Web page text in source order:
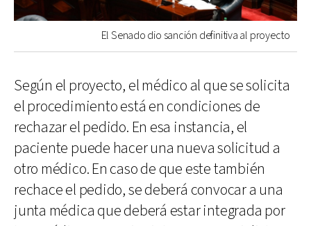
El Senado dio sanción definitiva al proyecto
Según el proyecto, el médico al que se solicita
el procedimiento está en condiciones de
rechazar el pedido. En esa instancia, el
paciente puede hacer una nueva solicitud a
otro médico. En caso de que este también
rechace el pedido, se deberá convocar a una
junta médica que deberá estar integrada por